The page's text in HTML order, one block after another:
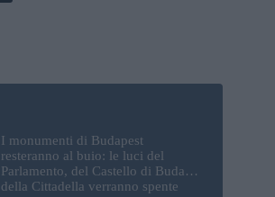
I monumenti di Budapest
resteranno al buio: le luci del
Parlamento, del Castello di Buda e
della Cittadella verranno spente